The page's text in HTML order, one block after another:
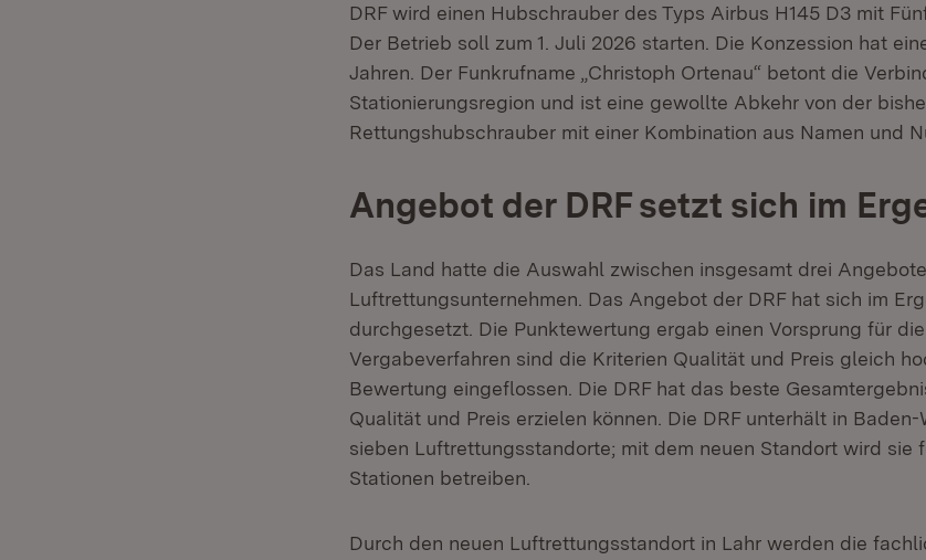
DRF wird einen Hubschrauber des Typs Airbus H145 D3 mit
Der Betrieb soll zum 1. Juli 2026 starten. Die Konzession hat
Jahren. Der Funkrufname „Christoph Ortenau“ betont die
Stationierungsregion und ist eine gewollte Abkehr von der
Rettungshubschrauber mit einer Kombination aus Namen und
Angebot der DRF setzt sich im
Das Land hatte die Auswahl zwischen insgesamt drei
Luftrettungsunternehmen. Das Angebot der DRF hat sich im
durchgesetzt. Die Punktewertung ergab einen Vorsprung für die
Vergabeverfahren sind die Kriterien Qualität und Preis gleich
Bewertung eingeflossen. Die DRF hat das beste
Qualität und Preis erzielen können. Die DRF unterhält in
sieben Luftrettungsstandorte; mit dem neuen Standort wird sie
Stationen betreiben.
Durch den neuen Luftrettungsstandort in Lahr werden die